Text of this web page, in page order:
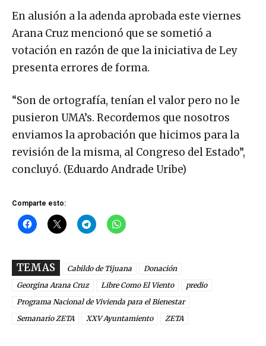
En alusión a la adenda aprobada este viernes
Arana Cruz mencionó que se sometió a
votación en razón de que la iniciativa de Ley
presenta errores de forma.
“Son de ortografía, tenían el valor pero no le
pusieron UMA’s. Recordemos que nosotros
enviamos la aprobación que hicimos para la
revisión de la misma, al Congreso del Estado”,
concluyó. (Eduardo Andrade Uribe)
Comparte esto:
TEMAS Cabildo de Tijuana
Donación
Georgina Arana Cruz
Libre Como El Viento
predio
Programa Nacional de Vivienda para el Bienestar
Semanario ZETA
XXV Ayuntamiento ZETA